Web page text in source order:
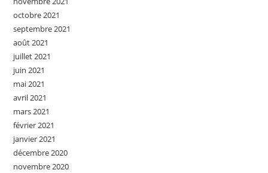
octobre 2021
septembre 2021
août 2021
juillet 2021
juin 2021
mai 2021
avril 2021
mars 2021
février 2021
janvier 2021
décembre 2020
novembre 2020